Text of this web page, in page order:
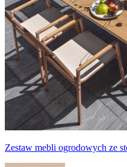
Zestaw mebli ogrodowych ze